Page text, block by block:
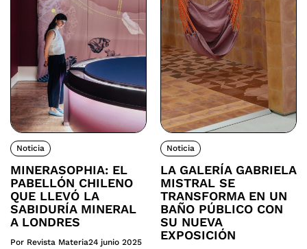
Noticia
MINERASOPHIA: EL
PABELLÓN CHILENO
QUE LLEVÓ LA
SABIDURÍA MINERAL
A LONDRES
Por Revista Materia24 junio 2025
Noticia
LA GALERÍA GABRIELA
MISTRAL SE
TRANSFORMA EN UN
BAÑO PÚBLICO CON
SU NUEVA
EXPOSICIÓN